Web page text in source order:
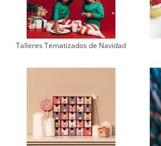
Talleres Tematizados de Navidad